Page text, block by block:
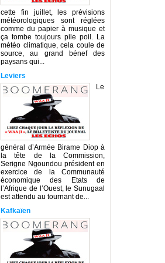
cette fin juillet, les prévisions
météorologiques sont réglées
comme du papier à musique et
ça tombe toujours pile poil. La
météo climatique, cela coule de
source, au grand bénef des
paysans qui...
Leviers
Le
général d’Armée Birame Diop à
la tête de la Commission,
Serigne Ngoundou président en
exercice de la Communauté
économique des Etats de
l’Afrique de l’Ouest, le Sunugaal
est attendu au tournant de...
Kafkaïen